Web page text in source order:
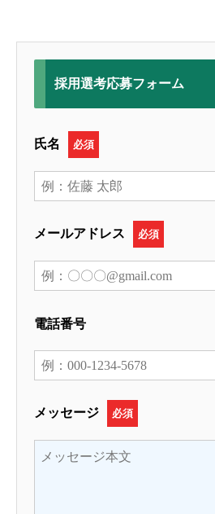
採用選考応募フォーム
氏名 必須
メールアドレス 必須
電話番号
メッセージ 必須